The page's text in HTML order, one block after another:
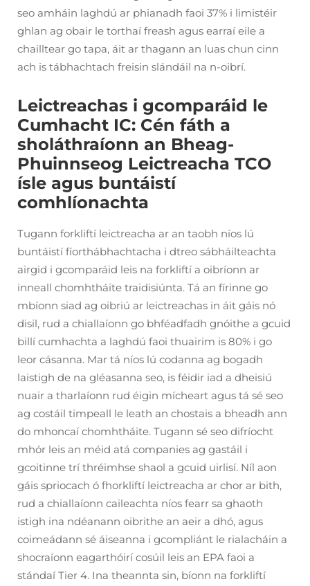
seo amháin laghdú ar phianadh faoi 37% i limistéir
ghlan ag obair le torthaí freash agus earraí eile a
chailltear go tapa, áit ar thagann an luas chun cinn
ach is tábhachtach freisin slándáil na n-oibrí.
Leictreachas i gcomparáid le
Cumhacht IC: Cén fáth a
sholáthraíonn an Bheag-
Phuinnseog Leictreacha TCO
ísle agus buntáistí
comhlíonachta
Tugann forkliftí leictreacha ar an taobh níos lú
buntáistí fíorthábhachtacha i dtreo sábháilteachta
airgid i gcomparáid leis na forkliftí a oibríonn ar
inneall chomhtháite traidisiúnta. Tá an fírinne go
mbíonn siad ag oibriú ar leictreachas in áit gáis nó
disil, rud a chiallaíonn go bhféadfadh gnóithe a gcuid
billí cumhachta a laghdú faoi thuairim is 80% i go
leor cásanna. Mar tá níos lú codanna ag bogadh
laistigh de na gléasanna seo, is féidir iad a dheisiú
nuair a tharlaíonn rud éigin mícheart agus tá sé seo
ag costáil timpeall le leath an chostais a bheadh ann
do mhoncaí chomhtháite. Tugann sé seo difríocht
mhór leis an méid atá companies ag gastáil i
gcoitinne trí thréimhse shaol a gcuid uirlisí. Níl aon
gáis spriocach ó fhorkliftí leictreacha ar chor ar bith,
rud a chiallaíonn caileachta níos fearr sa ghaoth
istigh ina ndéanann oibrithe an aeir a dhó, agus
coimeádann sé áiseanna i gcompliánt le rialacháin a
shocraíonn eagarthóirí cosúil leis an EPA faoi a
stándaí Tier 4. Ina theannta sin, bíonn na forkliftí